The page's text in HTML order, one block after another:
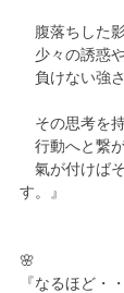
腹落ちした
少々の誘惑
負けない強さ
その思考を
行動へと繋
氣が付けば
す。』
🌸
『なるほど・